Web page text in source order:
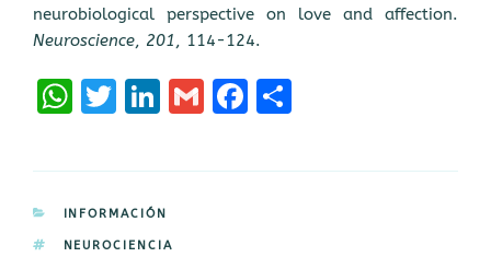
neurobiological perspective on love and affection.
Neuroscience, 201, 114-124.
W
a
ts
A
T
it
te
r
Li
k
e
dI
G
ai
F
ce m
CATEGORÍAS
INFORMACIÓN
ETIQUETAS
NEUROCIENCIA